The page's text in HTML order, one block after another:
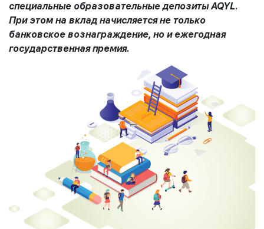
специальные образовательные депозиты AQYL.
При этом на вклад начисляется не только
банковское вознаграждение, но и ежегодная
государственная премия.